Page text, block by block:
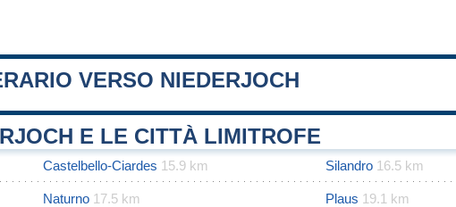
VERSO NIEDERJOCH
E LE CITTÀ LIMITROFE
Castelbello-Ciardes 15.9 km Silandro 16.5 km
Naturno 17.5 km Plaus 19.1 km